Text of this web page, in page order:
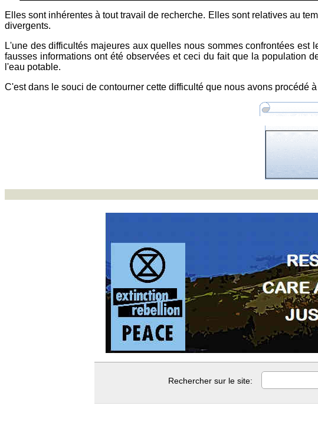
Elles sont inhérentes à tout travail de recherche. Elles sont relatives au
divergents.
L'une des difficultés majeures aux quelles nous sommes confrontées
fausses informations ont été observées et ceci du fait que la population
l'eau potable.
C'est dans le souci de contourner cette difficulté que nous avons
Rechercher sur le site: